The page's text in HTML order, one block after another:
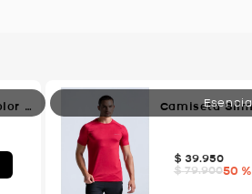
Camiseta Núcleo Manga Corta, Color Rojo Para Hombre
$ 39.950
$ 79.90050 %